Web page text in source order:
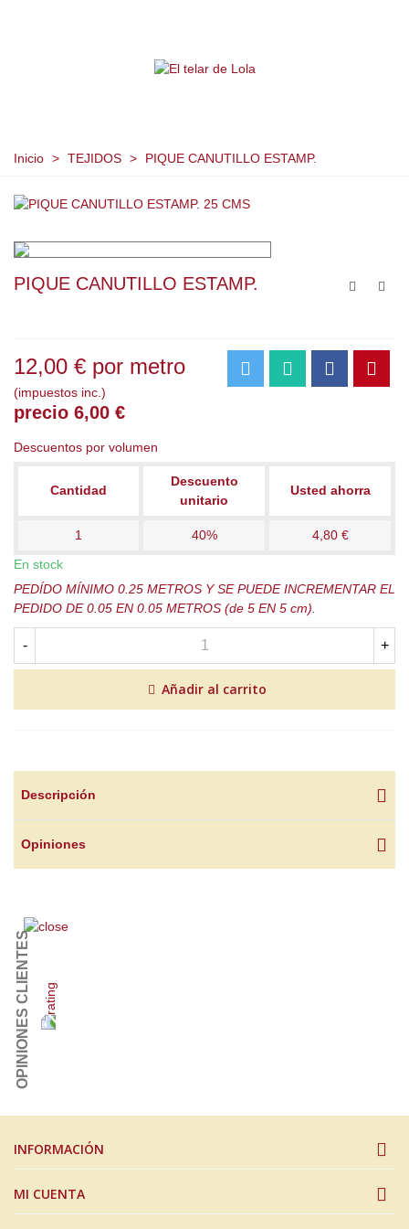
Inicio > TEJIDOS > PIQUE CANUTILLO ESTAMP.
PIQUE CANUTILLO ESTAMP.
12,00 € por metro
(impuestos inc.)
precio 6,00 €
Descuentos por volumen
Cantidad
Descuento
unitario
Usted ahorra
1 40%
4,80 €
En stock
PEDÍDO MÍNIMO 0.25 METROS Y SE PUEDE INCREMENTAR EL
PEDIDO DE 0.05 EN 0.05 METROS (de 5 EN 5 cm).
- +
Añadir al carrito
Descripción
Opiniones
OPINIONES CLIENTES
INFORMACIÓN
MI CUENTA